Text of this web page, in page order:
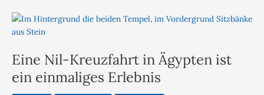
Eine Nil-Kreuzfahrt in Ägypten ist
ein einmaliges Erlebnis